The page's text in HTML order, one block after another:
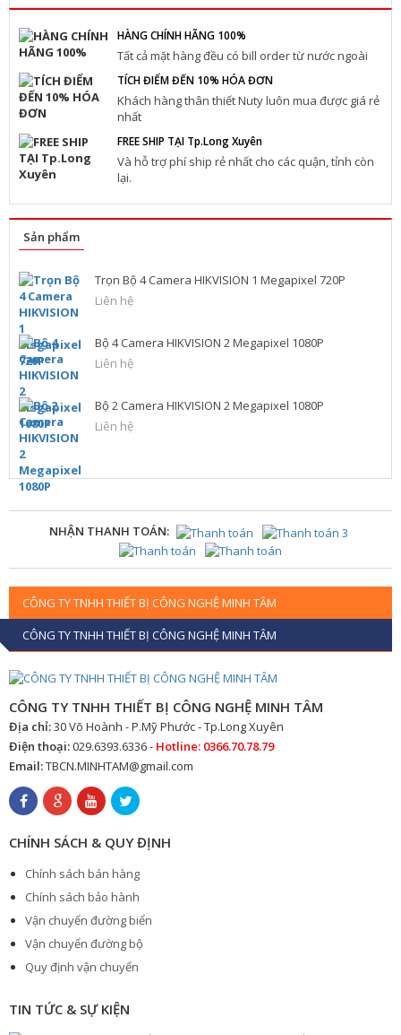
HÀNG CHÍNH HÃNG 100%
Tất cả mặt hàng đều có bill order từ nước ngoài
TÍCH ĐIỂM ĐẾN 10% HÓA ĐƠN
Khách hàng thân thiết Nuty luôn mua được giá rẻ
nhất
FREE SHIP TẠI Tp.Long Xuyên
Và hỗ trợ phí ship rẻ nhất cho các quận, tỉnh còn
lại.
Sản phẩm
Trọn Bộ 4 Camera HIKVISION 1 Megapixel 720P
Liên hệ
Bộ 4 Camera HIKVISION 2 Megapixel 1080P
Liên hệ
Bộ 2 Camera HIKVISION 2 Megapixel 1080P
Liên hệ
NHẬN THANH TOÁN:
CÔNG TY TNHH THIẾT BỊ CÔNG NGHỆ MINH TÂM
CÔNG TY TNHH THIẾT BỊ CÔNG NGHỆ MINH TÂM
CÔNG TY TNHH THIẾT BỊ CÔNG NGHỆ MINH TÂM
Địa chỉ:30 Võ Hoành - P.Mỹ Phước - Tp.Long Xuyên
Điện thoại:029.6393.6336 - Hotline: 0366.70.78.79
Email:TBCN.MINHTAM@gmail.com
CHÍNH SÁCH & QUY ĐỊNH
Chính sách bán hàng
Chính sách bảo hành
Vận chuyển đường biển
Vận chuyển đường bộ
Quy định vận chuyển
TIN TỨC & SỰ KIỆN